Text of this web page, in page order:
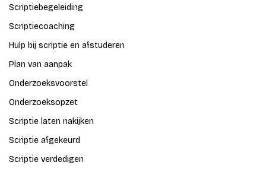
Scriptiebegeleiding
Scriptiecoaching
Hulp bij scriptie en afstuderen
Plan van aanpak
Onderzoeksvoorstel
Onderzoeksopzet
Scriptie laten nakijken
Scriptie afgekeurd
Scriptie verdedigen